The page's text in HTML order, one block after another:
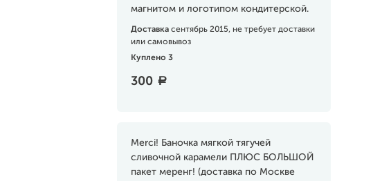
магнитом и логотипом кондитерской.
Доставка сентябрь 2015, не требует доставки
или самовывоз
Куплено 3
300 a
Merci! Баночка мягкой тягучей
сливочной карамели ПЛЮС БОЛЬШОЙ
пакет меренг! (доставка по Москве